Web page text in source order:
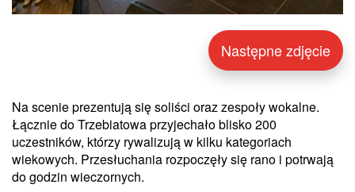
Następne zdjęcie
Na scenie prezentują się soliści oraz zespoły wokalne.
Łącznie do Trzebiatowa przyjechało blisko 200
uczestników, którzy rywalizują w kilku kategoriach
wiekowych. Przesłuchania rozpoczęły się rano i potrwają
do godzin wieczornych.